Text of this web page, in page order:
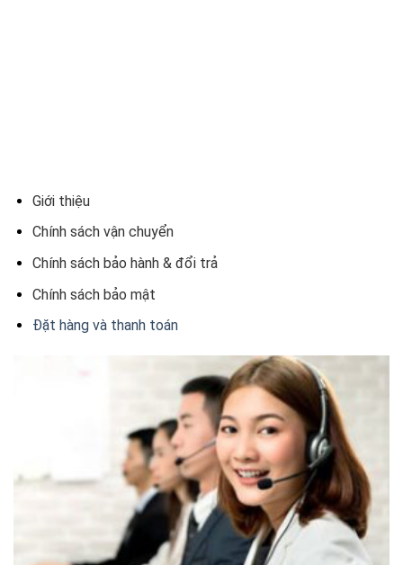
Giới thiệu
Chính sách vận chuyển
Chính sách bảo hành & đổi trả
Chính sách bảo mật
Đặt hàng và thanh toán